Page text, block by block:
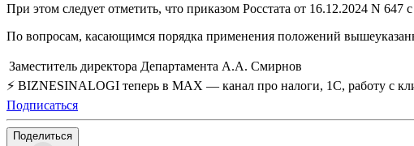
При этом следует отметить, что приказом Росстата от 16.12.2024 N
По вопросам, касающимся порядка применения положений
Заместитель директора Департамента А.А. Смирнов
⚡ BIZNESINALOGI теперь в MAX — канал про налоги, 1С, работу с
Подписаться
Поделиться